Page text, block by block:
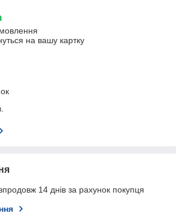
на вашу картку
14 днів за рахунок покупця